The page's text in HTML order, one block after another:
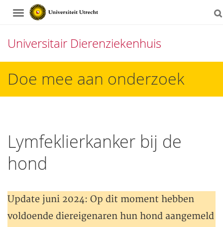
Navigation
Universitair Dierenziekenhuis
naarDoe mee aan onderzoek
Lymfeklierkanker bij de
hond
Update juni 2024: Op dit moment hebben
voldoende diereigenaren hun hond aangemeld